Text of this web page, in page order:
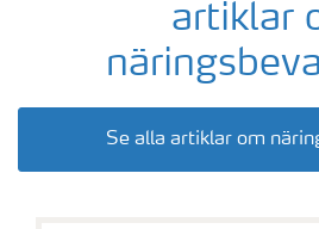
artiklar
Se alla artiklar om